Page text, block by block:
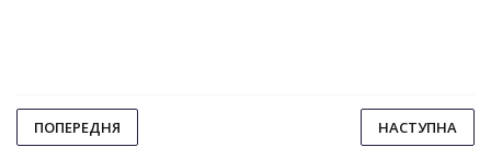
ПОПЕРЕДНЯ НАСТУПНА